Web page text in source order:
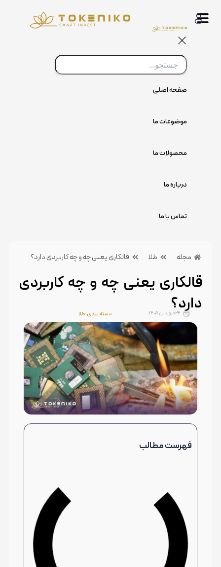
صفحه اصلی
موضوعات ما
محصولات ما
درباره ما
تماس با ما
مجله طلا قالکاری یعنی چه و چه کاربردی دارد؟
قالکاری یعنی چه و چه کاربردی
دارد؟
22 فروردین 1405
بدون دیدگاه
دسته بندی:طلا
فهرست مطالب